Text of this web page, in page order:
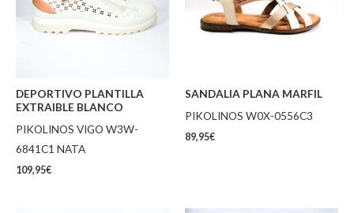
DEPORTIVO PLANTILLA
EXTRAIBLE BLANCO
PIKOLINOS VIGO W3W-
6841C1 NATA
109,95€
SANDALIA PLANA MARFIL
PIKOLINOS W0X-0556C3
89,95€